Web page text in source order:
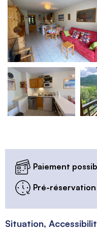
Paiement
Pré-
Situation,